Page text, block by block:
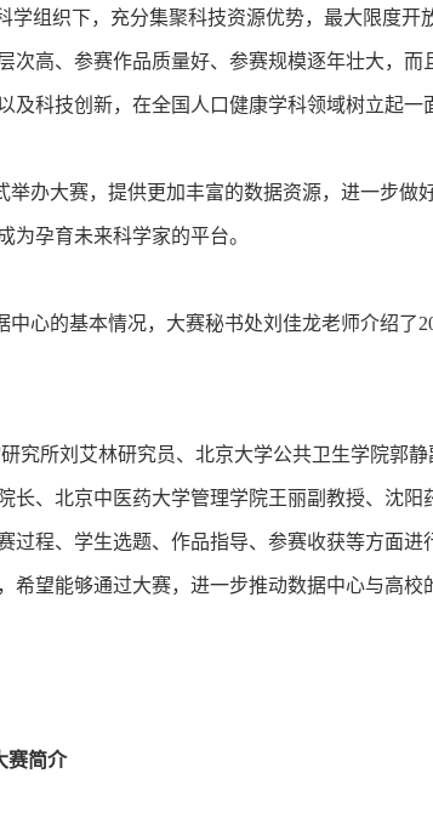
组织下，充分集聚科技资源优势，最大限度开
高、参赛作品质量好、参赛规模逐年壮大，而
科技创新，在全国人口健康学科领域树立起一
办大赛，提供更加丰富的数据资源，进一步做
孕育未来科学家的平台。
的基本情况，大赛秘书处刘佳龙老师介绍了
所刘艾林研究员、北京大学公共卫生学院郭静
、北京中医药大学管理学院王丽副教授、沈阳
程、学生选题、作品指导、参赛收获等方面进
望能够通过大赛，进一步推动数据中心与高校
赛简介